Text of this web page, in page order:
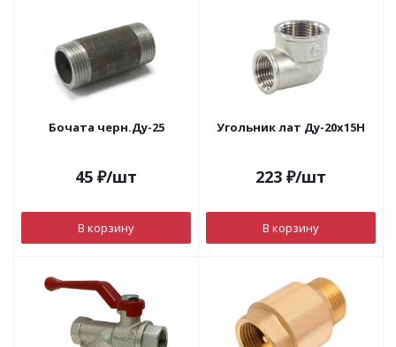
Бочата черн.Ду-25
45 ₽/шт
В корзину
Угольник лат Ду-20х15Н
223 ₽/шт
В корзину